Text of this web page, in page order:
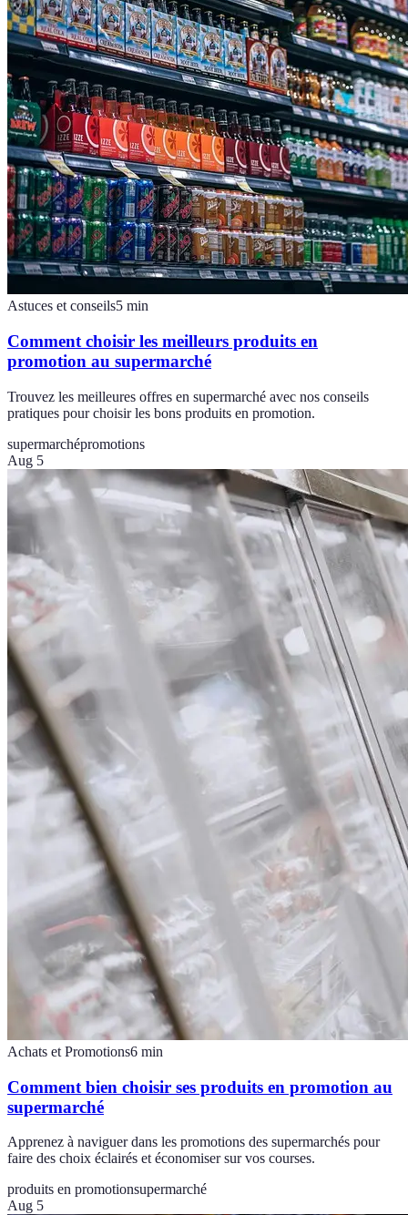
Astuces et conseils5 min
Comment choisir les meilleurs produits en
promotion au supermarché
Trouvez les meilleures offres en supermarché avec nos conseils
pratiques pour choisir les bons produits en promotion.
supermarchépromotions
Aug 5
Achats et Promotions6 min
Comment bien choisir ses produits en promotion au
supermarché
Apprenez à naviguer dans les promotions des supermarchés pour
faire des choix éclairés et économiser sur vos courses.
produits en promotionsupermarché
Aug 5